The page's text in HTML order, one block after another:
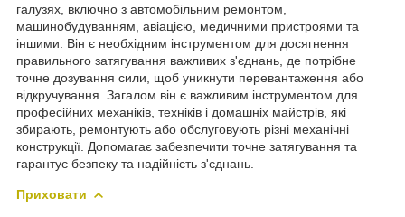
галузях, включно з автомобільним ремонтом,
машинобудуванням, авіацією, медичними пристроями та
іншими. Він є необхідним інструментом для досягнення
правильного затягування важливих з'єднань, де потрібне
точне дозування сили, щоб уникнути перевантаження або
відкручування. Загалом він є важливим інструментом для
професійних механіків, техніків і домашніх майстрів, які
збирають, ремонтують або обслуговують різні механічні
конструкції. Допомагає забезпечити точне затягування та
гарантує безпеку та надійність з'єднань.
Приховати